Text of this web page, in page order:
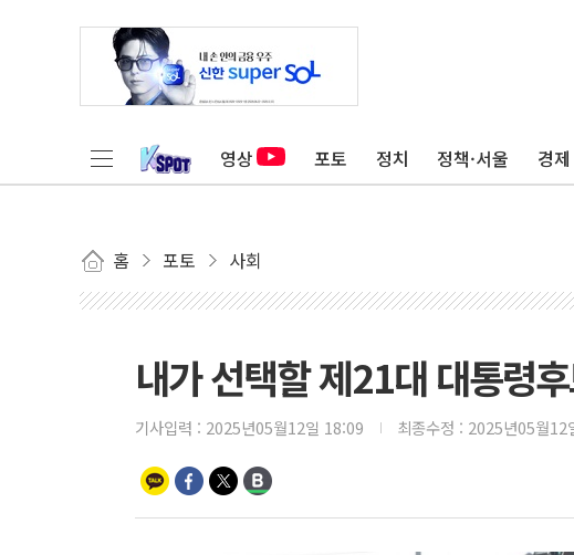
영상 포토 정치 정책·서울 경제
홈 포토 사회
내가 선택할 제21대 대통령
기사입력 : 2025년05월12일 18:09 최종수정 : 2025년05월12